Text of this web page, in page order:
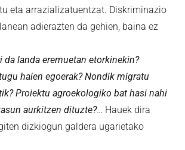
eta arrazializatuentzat. Diskriminazio
adierazten da gehien, baina ez
da landa eremuetan etorkinekin?
haien egoerak? Nondik migratu
Proiektu agroekologiko bat hasi nahi
aurkitzen dituzte?… Hauek dira
dizkiogun galdera ugarietako